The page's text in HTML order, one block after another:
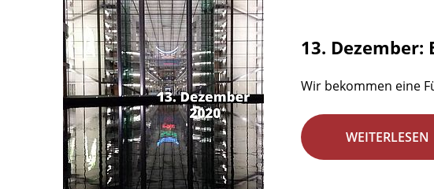
13.
Wir bekommen eine
WEITERLESEN